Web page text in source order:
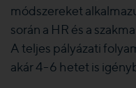
módszereket
során a HR és a
A teljes pályázati
akár 4-6 hetet is